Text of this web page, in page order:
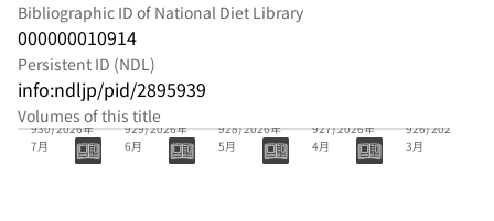
Bibliographic ID of National Diet Library
000000010914
Persistent ID (NDL)
info:ndljp/pid/2895939
Volumes of this title
77巻7号(通号
930) 2026年
7月
77巻6号(通号
929) 2026年
6月
928) 2026年
5月
927) 2026年
4月
926) 2026年
3月